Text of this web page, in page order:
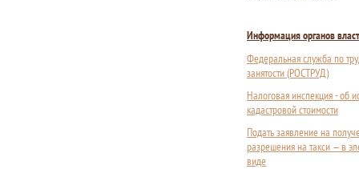
Информация органов
Федеральная служба по
занятости (РОСТРУД)
Налоговая инспекция - об
кадастровой стоимости
Подать заявление на
разрешения на такси — в
виде